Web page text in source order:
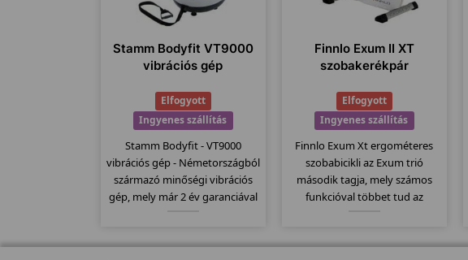
Stamm Bodyfit VT9000
vibrációs gép
Elfogyott
Ingyenes szállítás
Stamm Bodyfit - VT9000
vibrációs gép - Németországból
származó minőségi vibrációs
gép, mely már 2 év garanciával
egy nagy motor dolgoztat meg,
Finnlo Exum II XT
szobakerékpár
Elfogyott
Ingyenes szállítás
Finnlo Exum Xt ergométeres
szobabicikli az Exum trió
második tagja, mely számos
funkcióval többet tud az
ezáltal szintén 150kg-os